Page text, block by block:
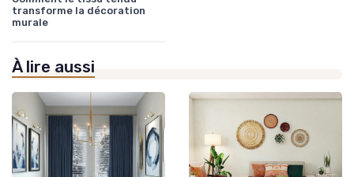
transforme la décoration
murale
À lire aussi